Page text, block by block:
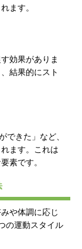
ます。
効果がありま
結果的にスト
できた」など、
ます。これは
素です。
や体調に応じ
の運動スタイル